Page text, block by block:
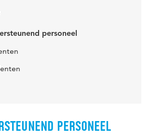
personeel
PERSONEEL